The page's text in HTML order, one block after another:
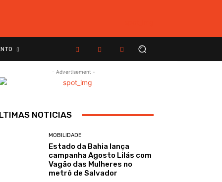
- Advertisement -
NOTICIAS
MOBILIDADE
Estado da Bahia lança
campanha Agosto Lilás com
Vagão das Mulheres no
metrô de Salvador